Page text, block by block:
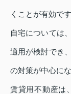
くことが有効です
自宅については
適用が検討でき
の対策が中心にな
賃貸用不動産は